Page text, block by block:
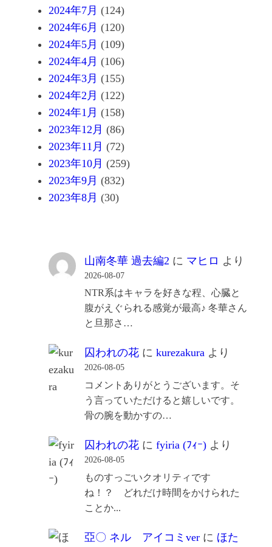
2024年7月 (124)
2024年6月 (120)
2024年5月 (109)
2024年4月 (106)
2024年3月 (155)
2024年2月 (122)
2024年1月 (158)
2023年12月 (86)
2023年11月 (72)
2023年10月 (259)
2023年9月 (832)
2023年8月 (30)
山南冬華 過去編2 に マヒロ より
2026-08-07
NTR系はキャラを好きな程、心臓と
腹がえぐられる感覚が最高♪ 冬華さん
と旦那さ…
囚われの花に kurezakuraより
2026-08-05
コメントありがとうございます。そ
う言っていただけると嬉しいです。
骨の腕を動かすの…
囚われの花に fyiria (ﾌｨｰ)より
2026-08-05
ものすっごいクオリティです
ね！？ どれだけ時間をかけられた
ことか...
亞〇 ネル アイコミverに ほた